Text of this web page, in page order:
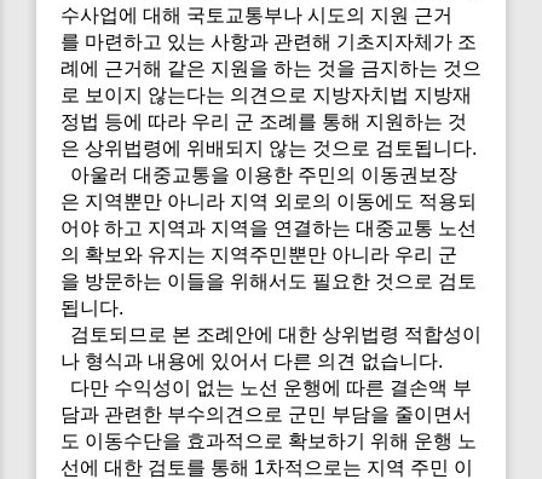
수사업에 대해 국토교통부나 시도의 지원 근거
를 마련하고 있는 사항과 관련해 기초지자체가 조
례에 근거해 같은 지원을 하는 것을 금지하는 것으
로 보이지 않는다는 의견으로 지방자치법 지방재
정법 등에 따라 우리 군 조례를 통해 지원하는 것
은 상위법령에 위배되지 않는 것으로 검토됩니다.
아울러 대중교통을 이용한 주민의 이동권보장
은 지역뿐만 아니라 지역 외로의 이동에도 적용되
어야 하고 지역과 지역을 연결하는 대중교통 노선
의 확보와 유지는 지역주민뿐만 아니라 우리 군
을 방문하는 이들을 위해서도 필요한 것으로 검토
됩니다.
검토되므로 본 조례안에 대한 상위법령 적합성이
나 형식과 내용에 있어서 다른 의견 없습니다.
다만 수익성이 없는 노선 운행에 따른 결손액 부
담과 관련한 부수의견으로 군민 부담을 줄이면서
도 이동수단을 효과적으로 확보하기 위해 운행 노
선에 대한 검토를 통해 1차적으로는 지역 주민 이